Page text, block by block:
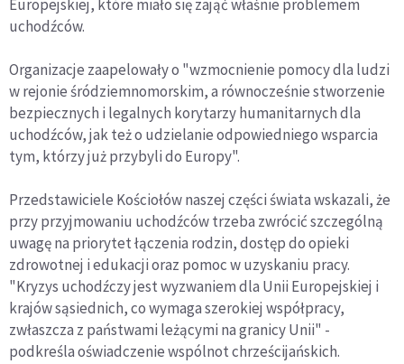
Europejskiej, które miało się zająć właśnie problemem
uchodźców.
Organizacje zaapelowały o "wzmocnienie pomocy dla ludzi
w rejonie śródziemnomorskim, a równocześnie stworzenie
bezpiecznych i legalnych korytarzy humanitarnych dla
uchodźców, jak też o udzielanie odpowiedniego wsparcia
tym, którzy już przybyli do Europy".
Przedstawiciele Kościołów naszej części świata wskazali, że
przy przyjmowaniu uchodźców trzeba zwrócić szczególną
uwagę na priorytet łączenia rodzin, dostęp do opieki
zdrowotnej i edukacji oraz pomoc w uzyskaniu pracy.
"Kryzys uchodźczy jest wyzwaniem dla Unii Europejskiej i
krajów sąsiednich, co wymaga szerokiej współpracy,
zwłaszcza z państwami leżącymi na granicy Unii" -
podkreśla oświadczenie wspólnot chrześcijańskich.